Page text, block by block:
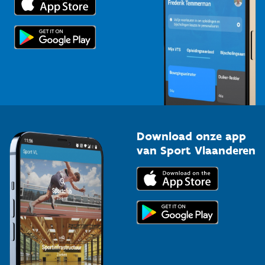
Topsporters
Voor de pers
Download onze app
van Sport Vlaanderen